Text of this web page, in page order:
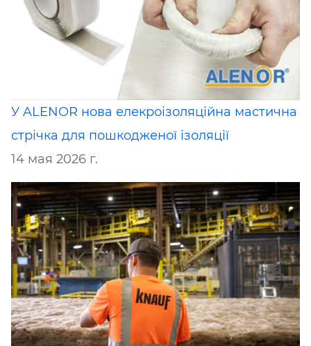
У ALENOR нова елекроізоляційна мастична
стрічка для пошкодженої ізоляції
14 мая 2026 г.